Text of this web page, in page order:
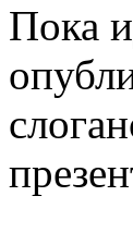
Пока